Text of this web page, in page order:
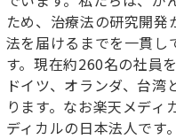
ため、治療法の研究開
法を届けるまでを一貫し
す。現在約260名の社員
ドイツ、オランダ、台
ります。なお楽天メディ
ディカルの日本法人です。